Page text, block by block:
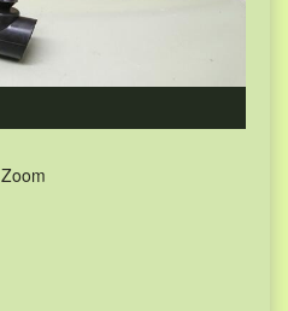
Zoom